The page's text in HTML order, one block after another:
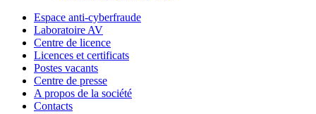
Espace anti-cyberfraude
Laboratoire AV
Centre de licence
Licences et certificats
Postes vacants
Centre de presse
A propos de la société
Contacts